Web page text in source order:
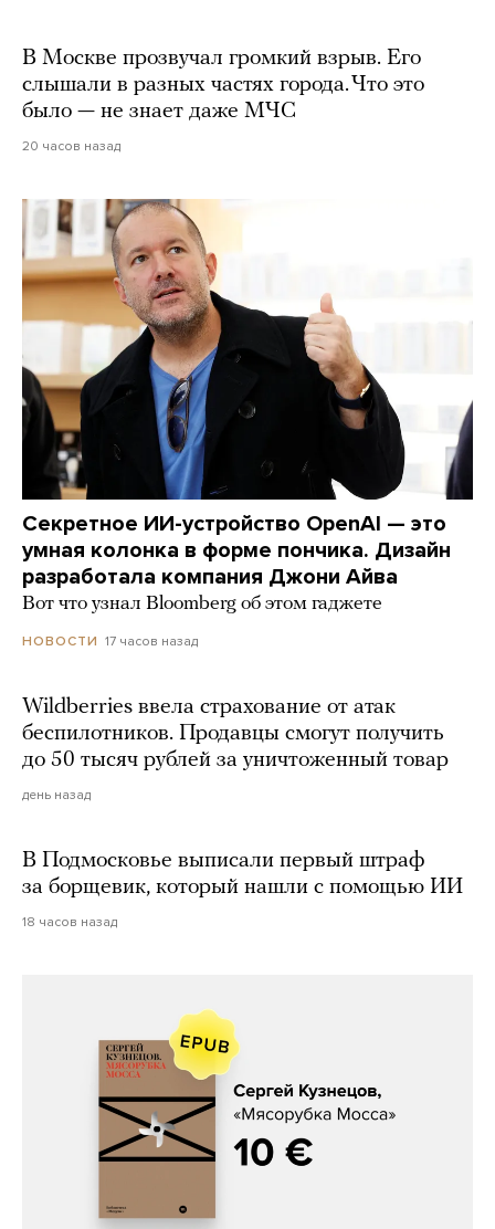
В Москве прозвучал громкий взрыв. Его
слышали в разных частях города. Что это
было — не знает даже МЧС
20 часов назад
Секретное ИИ-устройство OpenAI — это
умная колонка в форме пончика. Дизайн
разработала компания Джони Айва
Вот что узнал Bloomberg об этом гаджете
НОВОСТИ 17 часов назад
Wildberries ввела страхование от атак
беспилотников. Продавцы смогут получить
до 50 тысяч рублей за уничтоженный товар
день назад
В Подмосковье выписали первый штраф
за борщевик, который нашли с помощью ИИ
18 часов назад
Сергей Кузнецов, «Мясорубка